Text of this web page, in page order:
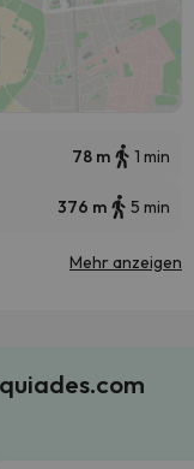
78 m 1 min
376 m 5 min
Mehr anzeigen